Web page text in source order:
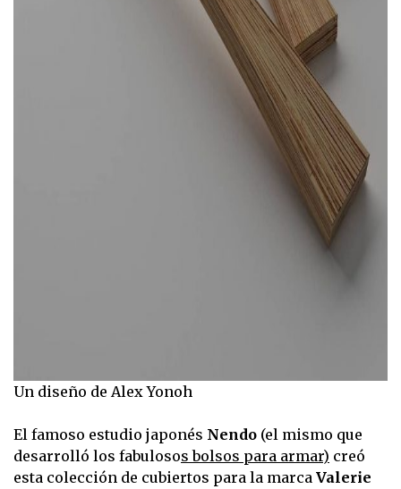
Un diseño de Alex Yonoh
El famoso estudio japonés Nendo (el mismo que
desarrolló los fabulosos bolsos para armar) creó
esta colección de cubiertos para la marca Valerie